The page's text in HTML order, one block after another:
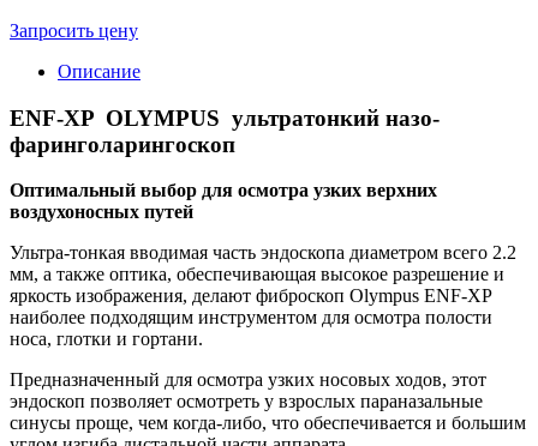
Запросить цену
Описание
ENF-XP OLYMPUS ультратонкий назо-
фаринголарингоскоп
Оптимальный выбор для осмотра узких верхних
воздухоносных путей
Ультра-тонкая вводимая часть эндоскопа диаметром всего 2.2
мм, а также оптика, обеспечивающая высокое разрешение и
яркость изображения, делают фиброскоп Olympus ENF-XP
наиболее подходящим инструментом для осмотра полости
носа, глотки и гортани.
Предназначенный для осмотра узких носовых ходов, этот
эндоскоп позволяет осмотреть у взрослых параназальные
синусы проще, чем когда-либо, что обеспечивается и большим